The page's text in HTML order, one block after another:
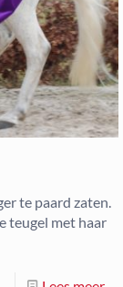
te paard zaten.
teugel met haar